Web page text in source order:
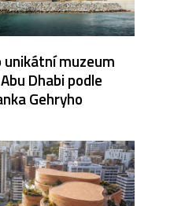
unikátní muzeum
Dhabi podle
Gehryho